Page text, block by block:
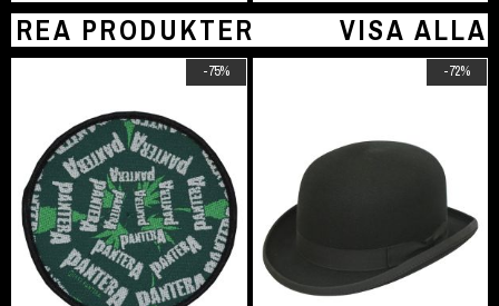
REA PRODUKTER VISA ALLA
-75% -72%